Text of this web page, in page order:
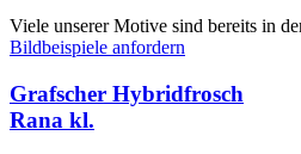
Viele unserer Motive sind bereits in
Bildbeispiele anfordern
Grafscher Hybridfrosch
Rana kl.